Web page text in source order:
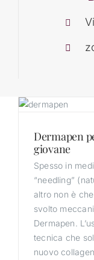
Dermapen
giovane
Spesso in
“needling”
altro non è
svolto
Dermapen.
tecnica che
nuovo